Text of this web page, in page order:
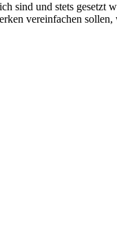
sind und stets
vereinfachen